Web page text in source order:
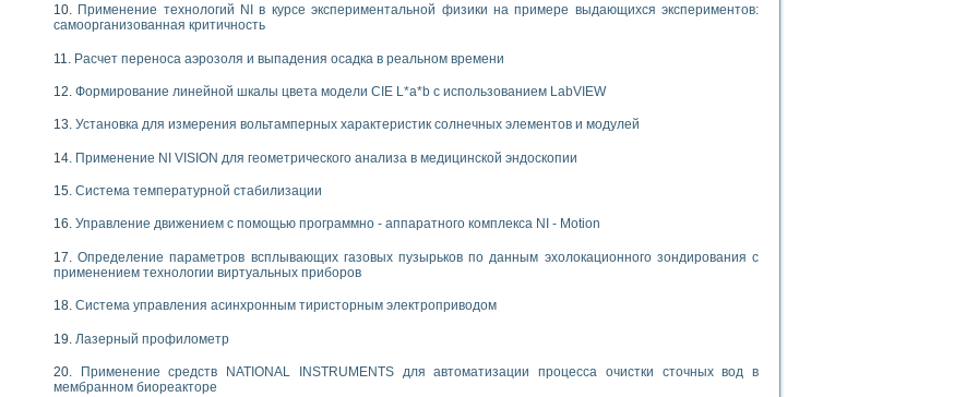
постоянного тока
ИИС на базе оборудования NI CompactDAQ
Применение технологий NI в курсе экспериментальной физики на примере выдающихся экспериментов:
самоорганизованная критичность
Расчет переноса аэрозоля и выпадения осадка в реальном времени
Формирование линейной шкалы цвета модели CIE L*a*b с использованием LabVIEW
Установка для измерения вольтамперных характеристик солнечных элементов и модулей
Применение NI VISION для геометрического анализа в медицинской эндоскопии
Система температурной стабилизации
Управление движением с помощью программно - аппаратного комплекса NI - Motion
Определение параметров всплывающих газовых пузырьков по данным эхолокационного зондирования с
применением технологии виртуальных приборов
Система управления асинхронным тиристорным электроприводом
Лазерный профилометр
Применение средств NATIONAL INSTRUMENTS для автоматизации процесса очистки сточных вод в
мембранном биореакторе